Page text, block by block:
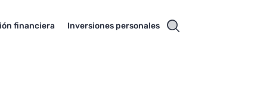
financiera Inversiones personales